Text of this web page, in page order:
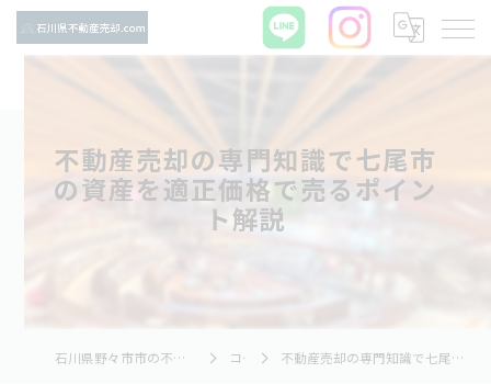
不動産売却の専門知識で七尾市
の資産を適正価格で売るポイン
ト解説
石川県野々市市の不動産売却ならTNホーム株式会社 コラム 不動産売却の専門知識で七尾市の資産を適正価格で売るポイント解説